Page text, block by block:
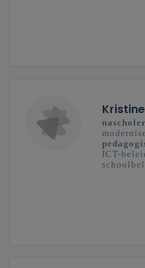
Kristine
nascholer
ICT-